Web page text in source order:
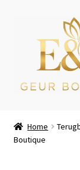
navigatie
inhoud
Winkel
Home
Boutique